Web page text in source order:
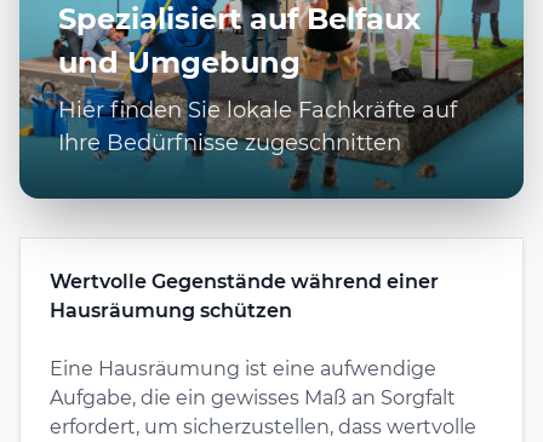
Spezialisiert auf Belfaux
und Umgebung
Hier finden Sie lokale Fachkräfte auf
Ihre Bedürfnisse zugeschnitten
Wertvolle Gegenstände während einer
Hausräumung schützen
Eine Hausräumung ist eine aufwendige
Aufgabe, die ein gewisses Maß an Sorgfalt
erfordert, um sicherzustellen, dass wertvolle